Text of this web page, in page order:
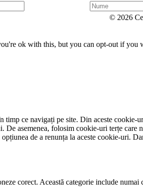
N
u
© 2026
ok with this, but you can opt-out if you
ce navigați pe site. Din aceste
asemenea, folosim cookie-uri terțe
de a renunța la aceste cookie-uri.
corect. Această categorie include